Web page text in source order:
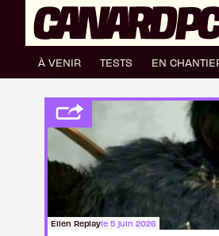
À VENIR TESTS EN
Ellen Replayle 5 juin 2026